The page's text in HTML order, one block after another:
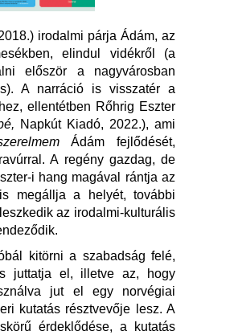
irodalmi párja Ádám, az
elindul vidékről (a
először a nagyvárosban
A narráció is visszatér a
ellentétben Rőhrig Eszter
Napkút Kiadó, 2022.), ami
Ádám fejlődését,
A regény gazdag, de
i hang magával rántja az
megállja a helyét, további
az irodalmi-kulturális
kitörni a szabadság felé,
juttatja el, illetve az, hogy
jut el egy norvégiai
kutatás résztvevője lesz. A
érdeklődése, a kutatás